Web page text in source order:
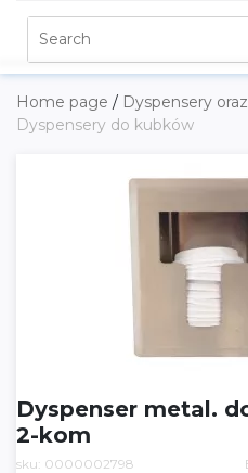
Home page / Dyspensery
Dyspensery do kubków
Dyspenser metal.
2-kom
sku: 0000002798